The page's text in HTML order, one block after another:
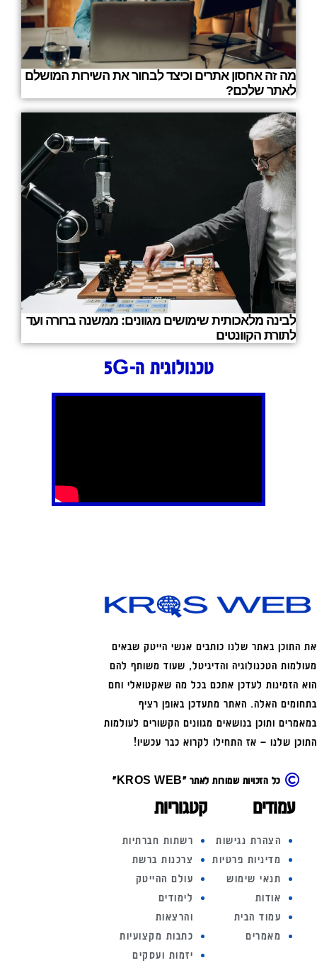
מה זה אחסון אתרים וכיצד לבחור את השירות המושלם
לאתר שלכם?
לבינה מלאכותית שימושים מגוונים: ממשנה ברורה ועד
לתורת הקוונטים
טכנולוגית ה-5G
את התוכן באתר שלנו כותבים אנשי הייטק שבאים
מעולמות הטכנולוגיה והדיגיטל, שעוד משותף להם
הוא הזמינות לעדכן אתכם בכל מה שאקטואלי וחם
בתחומים האלה. האתר מתעדכן באופן רציף
במאמרים ותוכן בנושאים מגוונים הקשורים לעולמות
התוכן שלנו – אז התחילו לקרוא כבר עכשיו!
כל הזכויות שמורות לאתר "KROS WEB"
עמודים
הצהרת נגישות
מדיניות פרטיות
תנאי שימוש
אודות
עמוד הבית
מאמרים
קטגוריות
רשתות חברתיות
צרכנות ברשת
עולם ההייטק
לימודים
והרצאות
כתבות מקצועיות
יזמות ועסקים